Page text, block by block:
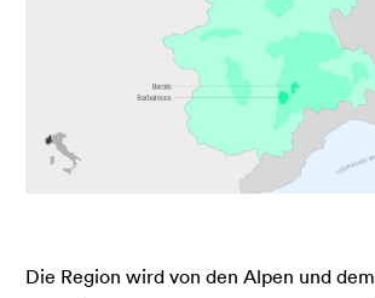
Die Region wird von den Alpen und